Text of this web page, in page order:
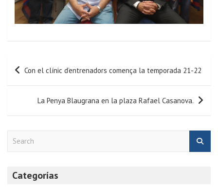
Con el clínic d’entrenadors comença la temporada 21-22
La Penya Blaugrana en la plaza Rafael Casanova.
Categorías